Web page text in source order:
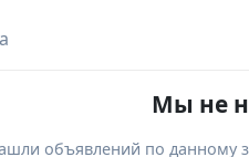
Мы не
объявлений по данному